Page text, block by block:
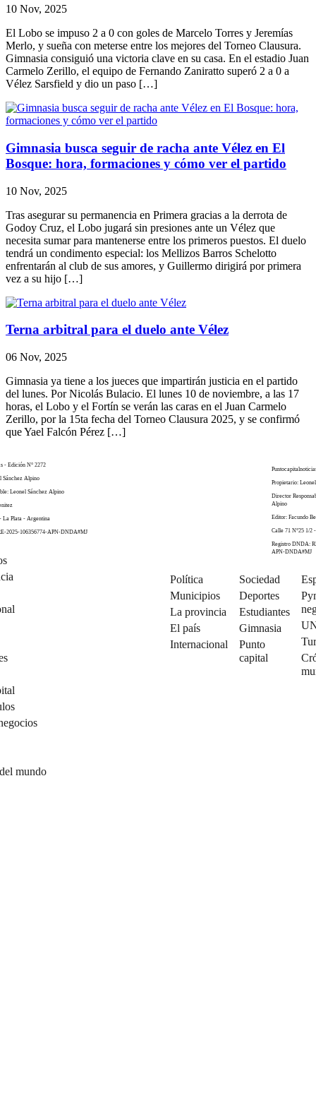
10 Nov, 2025
El Lobo se impuso 2 a 0 con goles de Marcelo Torres y Jeremías
Merlo, y sueña con meterse entre los mejores del Torneo Clausura.
Gimnasia consiguió una victoria clave en su casa. En el estadio Juan
Carmelo Zerillo, el equipo de Fernando Zaniratto superó 2 a 0 a
Vélez Sarsfield y dio un paso […]
Gimnasia busca seguir de racha ante Vélez en El
Bosque: hora, formaciones y cómo ver el partido
10 Nov, 2025
Tras asegurar su permanencia en Primera gracias a la derrota de
Godoy Cruz, el Lobo jugará sin presiones ante un Vélez que
necesita sumar para mantenerse entre los primeros puestos. El duelo
tendrá un condimento especial: los Mellizos Barros Schelotto
enfrentarán al club de sus amores, y Guillermo dirigirá por primera
vez a su hijo […]
Terna arbitral para el duelo ante Vélez
06 Nov, 2025
Gimnasia ya tiene a los jueces que impartirán justicia en el partido
del lunes. Por Nicolás Bulacio. El lunes 10 de noviembre, a las 17
horas, el Lobo y el Fortín se verán las caras en el Juan Carmelo
Zerillo, por la 15ta fecha del Torneo Clausura 2025, y se confirmó
que Yael Falcón Pérez […]
- Edición N° 2272
Sánchez Alpino
Leonel Sánchez Alpino
La Plata - Argentina
2025-106356774-APN-DNDA#MJ
mundo
Propietario:
Director
Alpino
Editor: Facundo
Calle 71 N°25 1/2
Registro DNDA:
APN-DNDA#MJ
Política
Municipios
La provincia
El país
Internacional
Sociedad
Deportes
Estudiantes
Gimnasia
Punto
capital